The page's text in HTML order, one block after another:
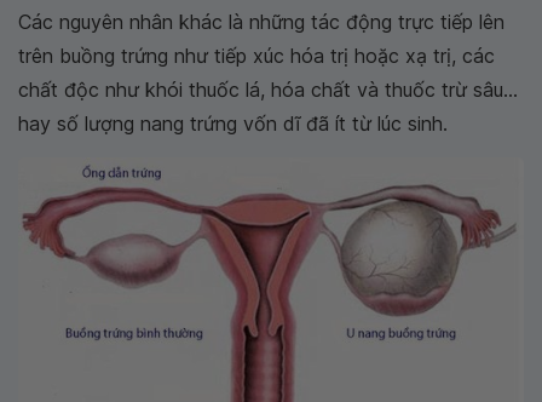
Các nguyên nhân khác là những tác động trực tiếp lên
trên buồng trứng như tiếp xúc hóa trị hoặc xạ trị, các
chất độc như khói thuốc lá, hóa chất và thuốc trừ sâu...
hay số lượng nang trứng vốn dĩ đã ít từ lúc sinh.